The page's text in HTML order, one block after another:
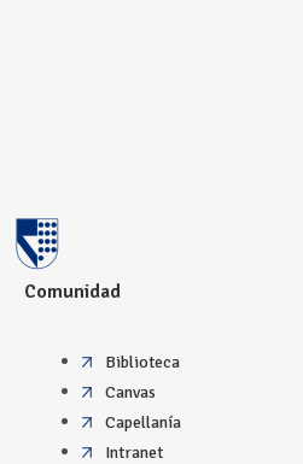
Comunidad
Biblioteca
Canvas
Capellanía
Intranet